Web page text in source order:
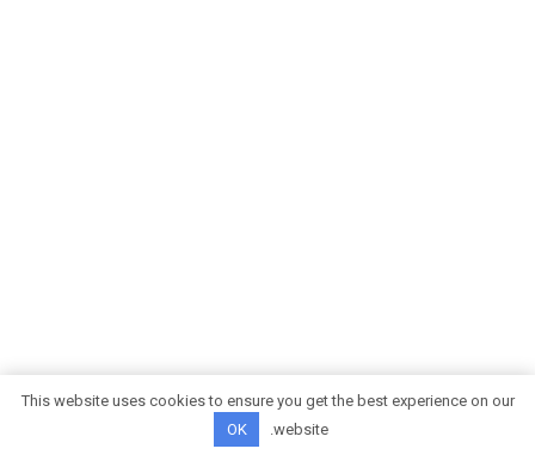
This website uses cookies to ensure you get the best experience on our
website.
OK